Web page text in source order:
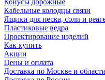
Конусы дорожные
Кабельные колодцы связи
Ящики для песка, соли и
Пластиковые ведра
Проектирование изделий
Как купить
Акции
Цены и оплата
Доставка по Москве и области